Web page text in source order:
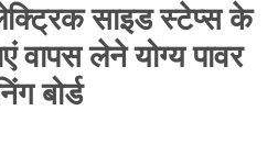
साइड स्टेप्स के
वापस लेने योग्य पावर
बोर्ड